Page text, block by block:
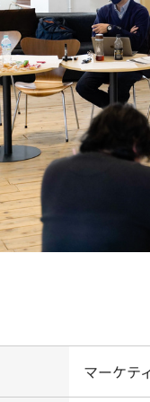
マーケテ